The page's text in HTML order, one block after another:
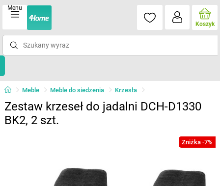
Menu
Koszyk
Meble Meble do siedzenia Krzesła
Zestaw krzeseł do jadalni DCH-D1330
BK2, 2 szt.
Zniżka -7%